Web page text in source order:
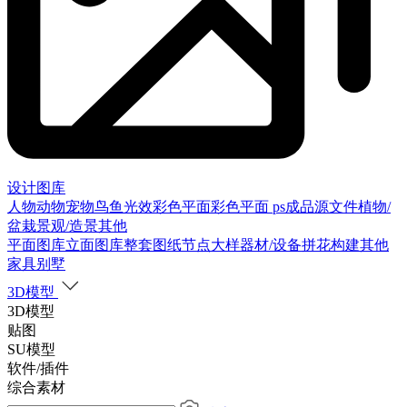
设计图库
人物动物宠物鸟鱼光效彩色平面彩色平面 ps成品源文件植物/
盆栽景观/造景其他
平面图库立面图库整套图纸节点大样器材/设备拼花构建其他
家具别墅
3D模型
3D模型
贴图
SU模型
软件/插件
综合素材